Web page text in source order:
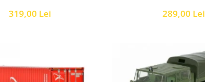
319,00 Lei 289,00 Lei